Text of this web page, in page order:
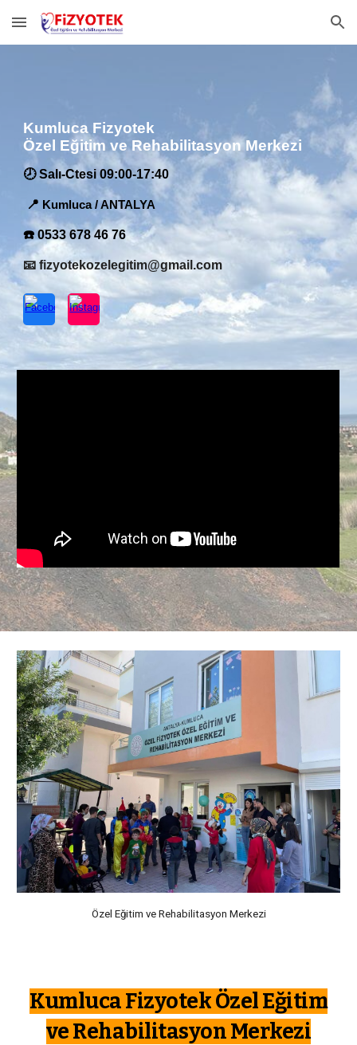
Skip to main content Skip to navigation
Kumluca Fizyotek
Özel Eğitim ve Rehabilitasyon Merkezi
🕗 Salı-Ctesi 09:00-17:40
📍 Kumluca / ANTALYA
☎️ 0533 678 46 76
📧 fizyotekozelegitim@gmail.com
Özel Eğitim ve Rehabilitasyon Merkezi
Kumluca Fizyotek Özel Eğitim
ve Rehabilitasyon Merkezi